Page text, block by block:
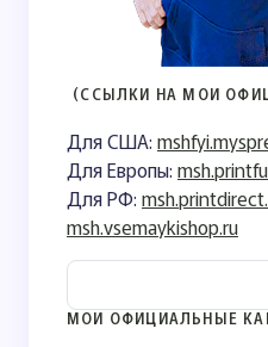
(ССЫЛКИ НА МОИ
Для США:
Для Европы:
Для РФ:
msh.vsemaykishop.ru
МОИ ОФИЦИАЛЬНЫЕ